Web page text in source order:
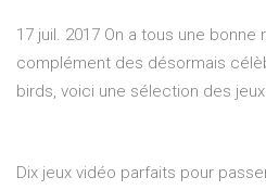
17 juil. 2017 On a tous une bonne
complément des désormais
birds, voici une sélection des
Dix jeux vidéo parfaits pour